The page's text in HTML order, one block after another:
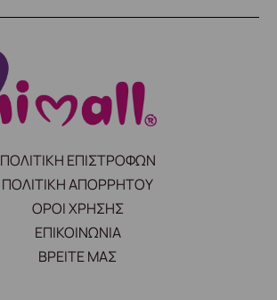
ΠΟΛΙΤΙΚΗ ΕΠΙΣΤΡΟΦΩΝ
ΠΟΛΙΤΙΚΗ ΑΠΟΡΡΗΤΟΥ
ΟΡΟΙ ΧΡΗΣΗΣ
ΕΠΙΚΟΙΝΩΝΙΑ
ΒΡΕΙΤΕ ΜΑΣ